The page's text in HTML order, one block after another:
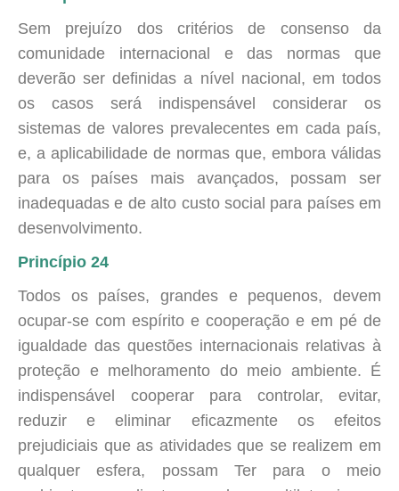
Sem prejuízo dos critérios de consenso da
comunidade internacional e das normas que
deverão ser definidas a nível nacional, em todos
os casos será indispensável considerar os
sistemas de valores prevalecentes em cada país,
e, a aplicabilidade de normas que, embora válidas
para os países mais avançados, possam ser
inadequadas e de alto custo social para países em
desenvolvimento.
Princípio 24
Todos os países, grandes e pequenos, devem
ocupar-se com espírito e cooperação e em pé de
igualdade das questões internacionais relativas à
proteção e melhoramento do meio ambiente. É
indispensável cooperar para controlar, evitar,
reduzir e eliminar eficazmente os efeitos
prejudiciais que as atividades que se realizem em
qualquer esfera, possam Ter para o meio